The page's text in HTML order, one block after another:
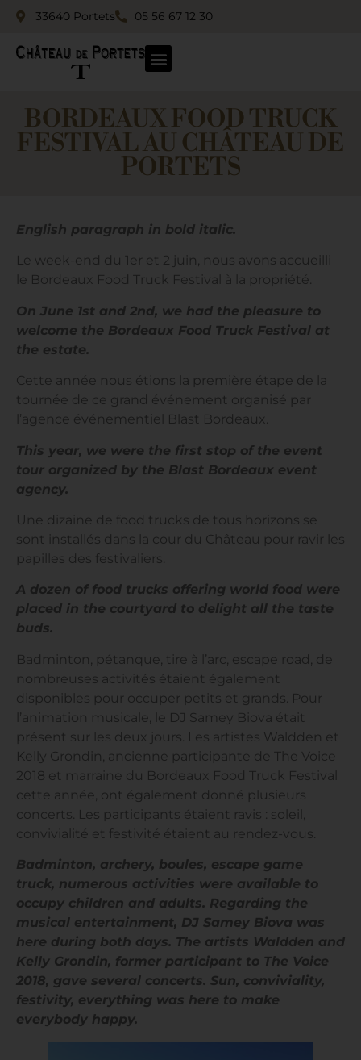
33640 Portets 05 56 67 12 30
BORDEAUX FOOD TRUCK
FESTIVAL AU CHÂTEAU DE
PORTETS
English paragraph in bold italic.
Le week-end du 1er et 2 juin, nous avons accueilli
le Bordeaux Food Truck Festival à la propriété.
On June 1st and 2nd, we had the pleasure to
welcome the Bordeaux Food Truck Festival at
the estate.
Cette année nous étions la première étape de la
tournée de ce grand événement organisé par
l’agence événementiel Blast Bordeaux.
This year, we were the first stop of the event
tour organized by the Blast Bordeaux event
agency.
Une dizaine de food trucks de tous horizons se
sont installés dans la cour du Château pour ravir les
papilles des festivaliers.
A dozen of food trucks offering world food were
placed in the courtyard to delight all the taste
buds.
Badminton, pétanque, tire à l’arc, escape road, de
nombreuses activités étaient également
disponibles pour occuper petits et grands. Pour
l’animation musicale, le DJ Samey Biova était
présent sur les deux jours. Les artistes Waldden et
Kelly Grondin, ancienne participante de The Voice
2018 et marraine du Bordeaux Food Truck Festival
cette année, ont également donné plusieurs
concerts. Les participants étaient ravis : soleil,
convivialité et festivité étaient au rendez-vous.
Badminton, archery, boules, escape game
truck, numerous activities were available to
occupy children and adults. Regarding the
musical entertainment, DJ Samey Biova was
here during both days. The artists Waldden and
Kelly Grondin, former participant to The Voice
2018, gave several concerts. Sun, conviviality,
festivity, everything was here to make
everybody happy.